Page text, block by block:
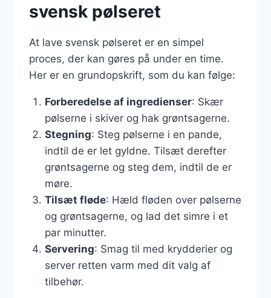
svensk pølseret
At lave svensk pølseret er en simpel
proces, der kan gøres på under en time.
Her er en grundopskrift, som du kan følge:
Forberedelse af ingredienser: Skær
pølserne i skiver og hak grøntsagerne.
Stegning: Steg pølserne i en pande,
indtil de er let gyldne. Tilsæt derefter
grøntsagerne og steg dem, indtil de er
møre.
Tilsæt fløde: Hæld fløden over pølserne
og grøntsagerne, og lad det simre i et
par minutter.
Servering: Smag til med krydderier og
server retten varm med dit valg af
tilbehør.